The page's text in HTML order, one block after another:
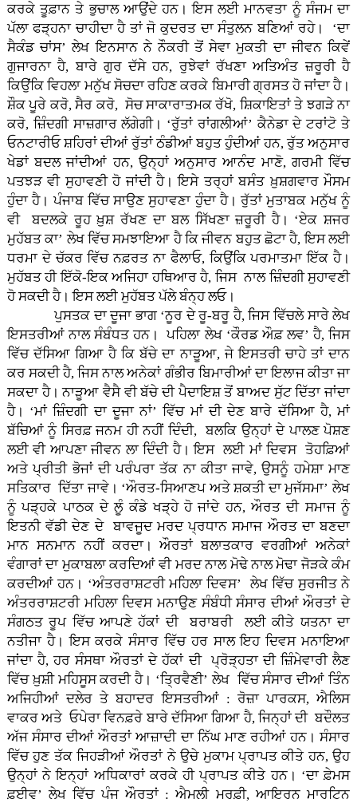
ਕਰਕੇ ਤੂਫ਼ਾਨ ਤੇ ਭੁਚਾਲ ਆਉਂਦੇ ਹਨ। ਇਸ ਲਈ ਮਾਨਵਤਾ ਨੂੰ ਸੰਜਮ ਦਾ
ਪੱਲਾ ਫੜ੍ਹਨਾ ਚਾਹੀਦਾ ਹੈ ਤਾਂ ਜੋ ਕੁਦਰਤ ਦਾ ਸੰਤੁਲਨ ਬਣਿਆਂ ਰਹੇ। ‘ਦਾ
ਸੈਕੰਡ ਚਾਂਸ’ ਲੇਖ ਇਨਸਾਨ ਨੇ ਨੌਕਰੀ ਤੋਂ ਸੇਵਾ ਮੁਕਤੀ ਦਾ ਜੀਵਨ ਕਿਵੇਂ
ਗੁਜਾਰਨਾ ਹੈ, ਬਾਰੇ ਗੁਰ ਦੱਸੇ ਹਨ, ਰੁਝੇਵਾਂ ਰੱਖਣਾ ਅਤਿਅੰਤ ਜ਼ਰੂਰੀ ਹੈ
ਕਿਉਂਕਿ ਵਿਹਲਾ ਮਨੁੱਖ ਸੋਚਦਾ ਰਹਿਣ ਕਰਕੇ ਬਿਮਾਰੀ ਗ੍ਰਸਤ ਹੋ ਜਾਂਦਾ ਹੈ।
ਸ਼ੌਕ ਪੂਰੇ ਕਰੋ, ਸੈਰ ਕਰੋ, ਸੋਚ ਸਾਕਾਰਾਤਮਕ ਰੱਖੋ, ਸ਼ਿਕਾਇਤਾਂ ਤੇ ਝਗੜੇ ਨਾ
ਕਰੋ, ਜ਼ਿੰਦਗੀ ਸਾਜ਼ਗਾਰ ਲੱਗੇਗੀ। ‘ਰੁੱਤਾਂ ਰਾਂਗਲੀਆਂ’ ਕੈਨੇਡਾ ਦੇ ਟਰਾਂਟੋ ਤੇ
ਓਨਟਾਰੀਓ ਸ਼ਹਿਰਾਂ ਦੀਆਂ ਰੁੱਤਾਂ ਠੰਡੀਆਂ ਬਹੁਤ ਹੁੰਦੀਆਂ ਹਨ, ਰੁੱਤ ਅਨੁਸਾਰ
ਖੇਡਾਂ ਬਦਲ ਜਾਂਦੀਆਂ ਹਨ, ਉਨ੍ਹਾਂ ਅਨੁਸਾਰ ਆਨੰਦ ਮਾਣੋ, ਗਰਮੀ ਵਿੱਚ
ਪਤਝੜ ਵੀ ਸੁਹਾਵਣੀ ਹੋ ਜਾਂਦੀ ਹੈ। ਇਸੇ ਤਰ੍ਹਾਂ ਬਸੰਤ ਖ਼ੁਸ਼ਗਵਾਰ ਮੌਸਮ
ਹੁੰਦਾ ਹੈ। ਪੰਜਾਬ ਵਿੱਚ ਸਾਉਣ ਸੁਹਾਵਣਾ ਹੁੰਦਾ ਹੈ। ਰੁੱਤਾਂ ਮੁਤਾਬਕ ਮਨੁੱਖ ਨੂੰ
ਵੀ ਬਦਲਕੇ ਰੂਹ ਖ਼ੁਸ਼ ਰੱਖਣ ਦਾ ਬਲ ਸਿੱਖਣਾ ਜ਼ਰੂਰੀ ਹੈ। ‘ਏਕ ਸ਼ਜਰ
ਮੁਹੱਬਤ ਕਾ’ ਲੇਖ ਵਿੱਚ ਸਮਝਾਇਆ ਹੈ ਕਿ ਜੀਵਨ ਬਹੁਤ ਛੋਟਾ ਹੈ, ਇਸ ਲਈ
ਧਰਮਾ ਦੇ ਚੱਕਰ ਵਿੱਚ ਨਫ਼ਰਤ ਨਾ ਫੈਲਾਓ, ਕਿਉਂਕਿ ਪਰਮਾਤਮਾ ਇੱਕ ਹੈ।
ਮੁਹੱਬਤ ਹੀ ਇੱਕੋ-ਇਕ ਅਜਿਹਾ ਹਥਿਆਰ ਹੈ, ਜਿਸ ਨਾਲ ਜ਼ਿੰਦਗੀ ਸੁਹਾਵਣੀ
ਹੋ ਸਕਦੀ ਹੈ। ਇਸ ਲਈ ਮੁਹੱਬਤ ਪੱਲੇ ਬੰਨ੍ਹ ਲਓ।
ਪੁਸਤਕ ਦਾ ਦੂਜਾ ਭਾਗ ‘ਨੂਰ ਦੇ ਰੂ-ਬਰੂ ਹੈ, ਜਿਸ ਵਿੱਚਲੇ ਸਾਰੇ ਲੇਖ
ਇਸਤਰੀਆਂ ਨਾਲ ਸੰਬੰਧਤ ਹਨ। ਪਹਿਲਾ ਲੇਖ ‘ਕੌਰਡ ਔਫ਼ ਲਵ’ ਹੈ, ਜਿਸ
ਵਿੱਚ ਦੱਸਿਆ ਗਿਆ ਹੈ ਕਿ ਬੱਚੇ ਦਾ ਨਾੜੂਆ, ਜੇ ਇਸਤਰੀ ਚਾਹੇ ਤਾਂ ਦਾਨ
ਕਰ ਸਕਦੀ ਹੈ, ਜਿਸ ਨਾਲ ਅਨੇਕਾਂ ਗੰਭੀਰ ਬਿਮਾਰੀਆਂ ਦਾ ਇਲਾਜ ਕੀਤਾ ਜਾ
ਸਕਦਾ ਹੈ। ਨਾੜੂਆ ਵੈਸੈ ਵੀ ਬੱਚੇ ਦੀ ਪੈਦਾਇਸ਼ ਤੋਂ ਬਾਅਦ ਸੁੱਟ ਦਿੱਤਾ ਜਾਂਦਾ
ਹੈ। ‘ਮਾਂ ਜ਼ਿੰਦਗੀ ਦਾ ਦੂਜਾ ਨਾਂ’ ਵਿੱਚ ਮਾਂ ਦੀ ਦੇਣ ਬਾਰੇ ਦੱਸਿਆ ਹੈ, ਮਾਂ
ਬੱਚਿਆਂ ਨੂੰ ਸਿਰਫ਼ ਜਨਮ ਹੀ ਨਹੀਂ ਦਿੰਦੀ, ਬਲਕਿ ਉਨ੍ਹਾਂ ਦੇ ਪਾਲਣ ਪੋਸ਼ਣ
ਲਈ ਵੀ ਆਪਣਾ ਜੀਵਨ ਲਾ ਦਿੰਦੀ ਹੈ। ਇਸ ਲਈ ਮਾਂ ਦਿਵਸ ਤੋਹਫ਼ਿਆਂ
ਅਤੇ ਪ੍ਰੀਤੀ ਭੋਜਾਂ ਦੀ ਪਰੰਪਰਾ ਤੱਕ ਨਾ ਕੀਤਾ ਜਾਵੇ, ਉਸਨੂੰ ਹਮੇਸ਼ਾ ਮਾਣ
ਸਤਿਕਾਰ ਦਿੱਤਾ ਜਾਵੇ। ‘ਔਰਤ-ਸਿਆਣਪ ਅਤੇ ਸ਼ਕਤੀ ਦਾ ਮੁਜੱਸਮਾ’ ਲੇਖ
ਨੂੰ ਪੜ੍ਹਕੇ ਪਾਠਕ ਦੇ ਲੂੰ ਕੰਡੇ ਖੜ੍ਹੇ ਹੋ ਜਾਂਦੇ ਹਨ, ਔਰਤ ਦੀ ਸਮਾਜ ਨੂੰ
ਇਤਨੀ ਵੱਡੀ ਦੇਣ ਦੇ ਬਾਵਜੂਦ ਮਰਦ ਪ੍ਰਧਾਨ ਸਮਾਜ ਔਰਤ ਦਾ ਬਣਦਾ
ਮਾਨ ਸਨਮਾਨ ਨਹੀਂ ਕਰਦਾ। ਔਰਤਾਂ ਬਲਾਤਕਾਰ ਵਰਗੀਆਂ ਅਨੇਕਾਂ
ਵੰਗਾਰਾਂ ਦਾ ਮੁਕਾਬਲਾ ਕਰਦਿਆਂ ਵੀ ਮਰਦ ਨਾਲ ਮੋਢੇ ਨਾਲ ਮੋਢਾ ਜੋੜਕੇ ਕੰਮ
ਕਰਦੀਆਂ ਹਨ। ‘ਅੰਤਰਰਾਸ਼ਟਰੀ ਮਹਿਲਾ ਦਿਵਸ’ ਲੇਖ ਵਿੱਚ ਸੁਰਜੀਤ ਨੇ
ਅੰਤਰਰਾਸ਼ਟਰੀ ਮਹਿਲਾ ਦਿਵਸ ਮਨਾਉਣ ਸੰਬੰਧੀ ਸੰਸਾਰ ਦੀਆਂ ਔਰਤਾਂ ਦੇ
ਸੰਗਠਤ ਰੂਪ ਵਿੱਚ ਆਪਣੇ ਹੱਕਾਂ ਦੀ ਬਰਾਬਰੀ ਲਈ ਕੀਤੇ ਯਤਨਾ ਦਾ
ਨਤੀਜਾ ਹੈ। ਇਸ ਕਰਕੇ ਸੰਸਾਰ ਵਿੱਚ ਹਰ ਸਾਲ ਇਹ ਦਿਵਸ ਮਨਾਇਆ
ਜਾਂਦਾ ਹੈ, ਹਰ ਸੰਸਥਾ ਔਰਤਾਂ ਦੇ ਹੱਕਾਂ ਦੀ ਪ੍ਰੋੜ੍ਹਤਾ ਦੀ ਜ਼ਿੰਮੇਵਾਰੀ ਲੈਣ
ਵਿੱਚ ਖ਼ੁਸ਼ੀ ਮਹਿਸੂਸ ਕਰਦੀ ਹੈ। ‘ਤਿ੍ਰਵੈਣੀ’ ਲੇਖ ਵਿੱਚ ਸੰਸਾਰ ਦੀਆਂ ਤਿੰਨ
ਅਜਿਹੀਆਂ ਦਲੇਰ ਤੇ ਬਹਾਦਰ ਇਸਤਰੀਆਂ : ਰੋਜ਼ਾ ਪਾਰਕਸ, ਐਲਿਸ
ਵਾਕਰ ਅਤੇ ਓਪੇਰਾ ਵਿਨਫ਼ਰੇ ਬਾਰੇ ਦੱਸਿਆ ਗਿਆ ਹੈ, ਜਿਨ੍ਹਾਂ ਦੀ ਬਦੌਲਤ
ਅੱਜ ਸੰਸਾਰ ਦੀਆਂ ਔਰਤਾਂ ਆਜ਼ਾਦੀ ਦਾ ਨਿੱਘ ਮਾਣ ਰਹੀਆਂ ਹਨ। ਸੰਸਾਰ
ਵਿੱਚ ਹੁਣ ਤੱਕ ਜਿਹੜੀਆਂ ਔਰਤਾਂ ਨੇ ਉਚੇ ਮੁਕਾਮ ਪ੍ਰਾਪਤ ਕੀਤੇ ਹਨ, ਉਹ
ਉਨ੍ਹਾਂ ਨੇ ਇਨ੍ਹਾਂ ਅਧਿਕਾਰਾਂ ਕਰਕੇ ਹੀ ਪ੍ਰਾਪਤ ਕੀਤੇ ਹਨ। ‘ਦਾ ਫ਼ੇਮਸ
ਫ਼ਈਵ’ ਲੇਖ ਵਿੱਚ ਪੰਜ ਔਰਤਾਂ : ਐਮਲੀ ਮਰਫ਼ੀ, ਆਇਰਨ ਮਾਰਟਿਨ